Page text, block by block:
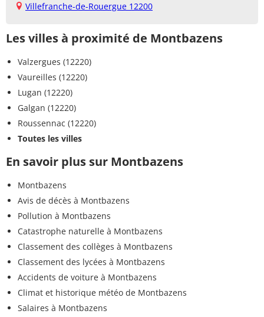
Villefranche-de-Rouergue 12200
Les villes à proximité de Montbazens
Valzergues (12220)
Vaureilles (12220)
Lugan (12220)
Galgan (12220)
Roussennac (12220)
Toutes les villes
En savoir plus sur Montbazens
Montbazens
Avis de décès à Montbazens
Pollution à Montbazens
Catastrophe naturelle à Montbazens
Classement des collèges à Montbazens
Classement des lycées à Montbazens
Accidents de voiture à Montbazens
Climat et historique météo de Montbazens
Salaires à Montbazens